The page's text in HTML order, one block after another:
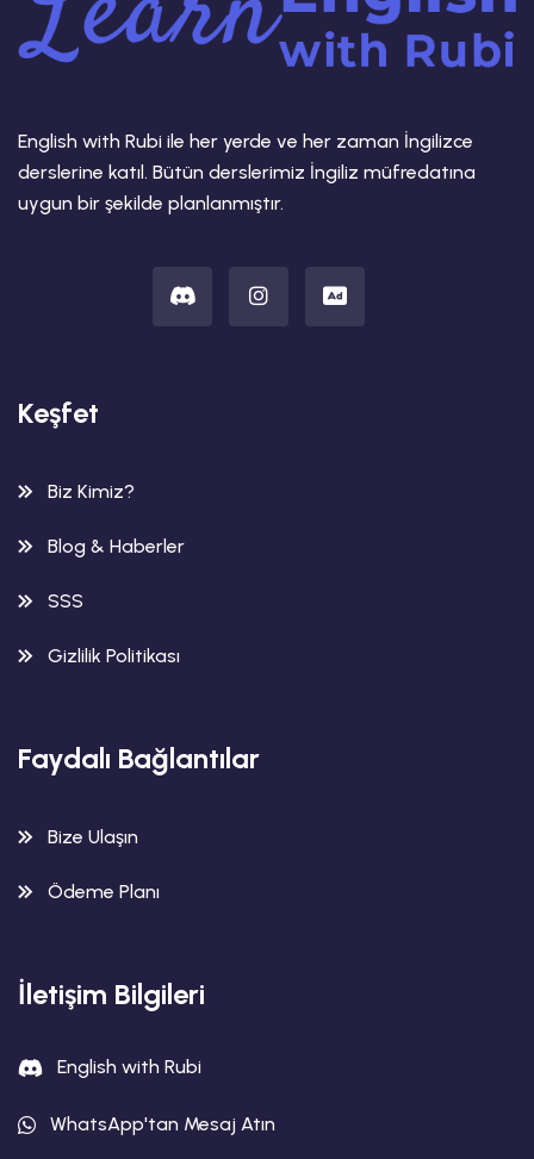
English with Rubi ile her yerde ve her zaman İngilizce
derslerine katıl. Bütün derslerimiz İngiliz müfredatına
uygun bir şekilde planlanmıştır.
Keşfet
Biz Kimiz?
Blog & Haberler
SSS
Gizlilik Politikası
Faydalı Bağlantılar
Bize Ulaşın
Ödeme Planı
İletişim Bilgileri
English with Rubi
WhatsApp'tan Mesaj Atın